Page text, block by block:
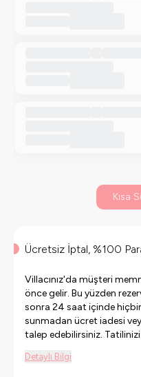
Kısa
Ücretsiz İptal, %100
Villacınız'da müşteri
önce gelir. Bu yüzden
sonra 24 saat içinde
sunmadan ücret iadesi
talep edebilirsiniz. Tatilinizi
Detaylı Bilgi